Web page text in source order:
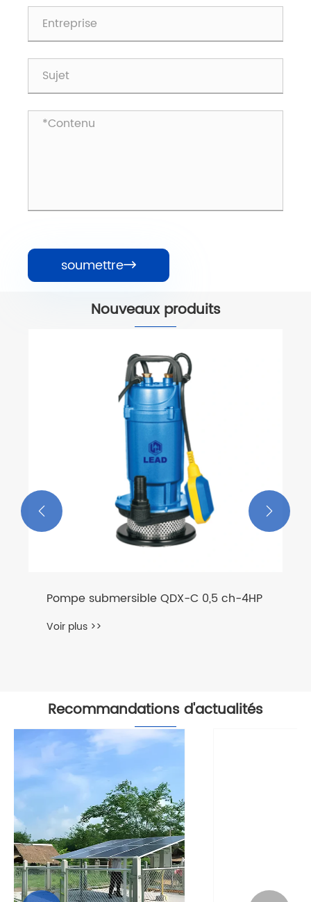
soumettre
Nouveaux produits
Pompe à eau solaire de 3 pouces
 
Recommandations d'actualités